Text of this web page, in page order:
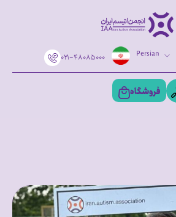
۰۲۱-۴۸۰۸۵۰۰۰ Persian
فروشگاه